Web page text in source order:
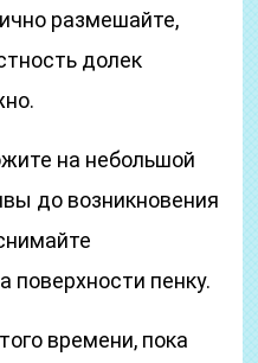
размешайте,
долек
на небольшой
до возникновения
поверхности пенку.
времени, пока